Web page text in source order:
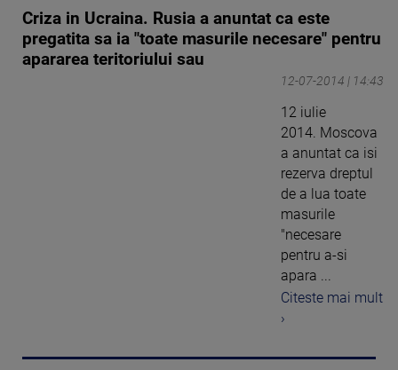
Criza in Ucraina. Rusia a anuntat ca este
pregatita sa ia "toate masurile necesare" pentru
apararea teritoriului sau
12-07-2014 | 14:43
12 iulie
2014. Moscova
a anuntat ca isi
rezerva dreptul
de a lua toate
masurile
"necesare
pentru a-si
apara ...
Citeste mai mult
›